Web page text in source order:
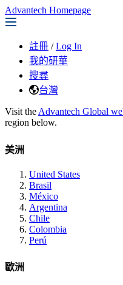
Advantech Homepage
註冊 / Log In
我的研華
搜尋
台灣
Visit the Advantech Global
region below.
美洲
United States
Brasil
México
Argentina
Chile
Colombia
Perú
歐洲